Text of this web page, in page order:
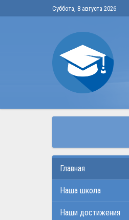
Суббота, 8 августа 2026
Главная
Наша школа
Наши достижения